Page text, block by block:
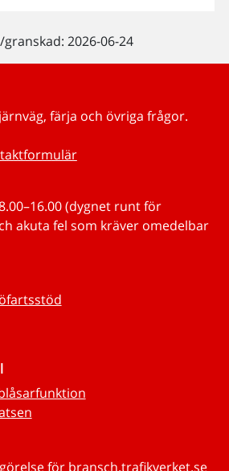
2026-06-24
färja och övriga frågor.
(dygnet runt för
akuta fel som kräver omedelbar
för bransch.trafikverket.se